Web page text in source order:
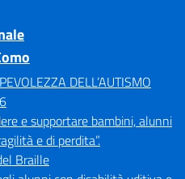
DELL’AUTISMO
e supportare bambini, alunni
e di perdita”.
Braille